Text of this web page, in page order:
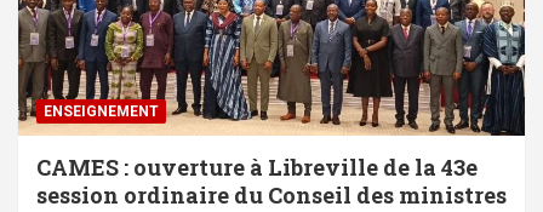
ENSEIGNEMENT
CAMES : ouverture à Libreville de la 43e
session ordinaire du Conseil des ministres